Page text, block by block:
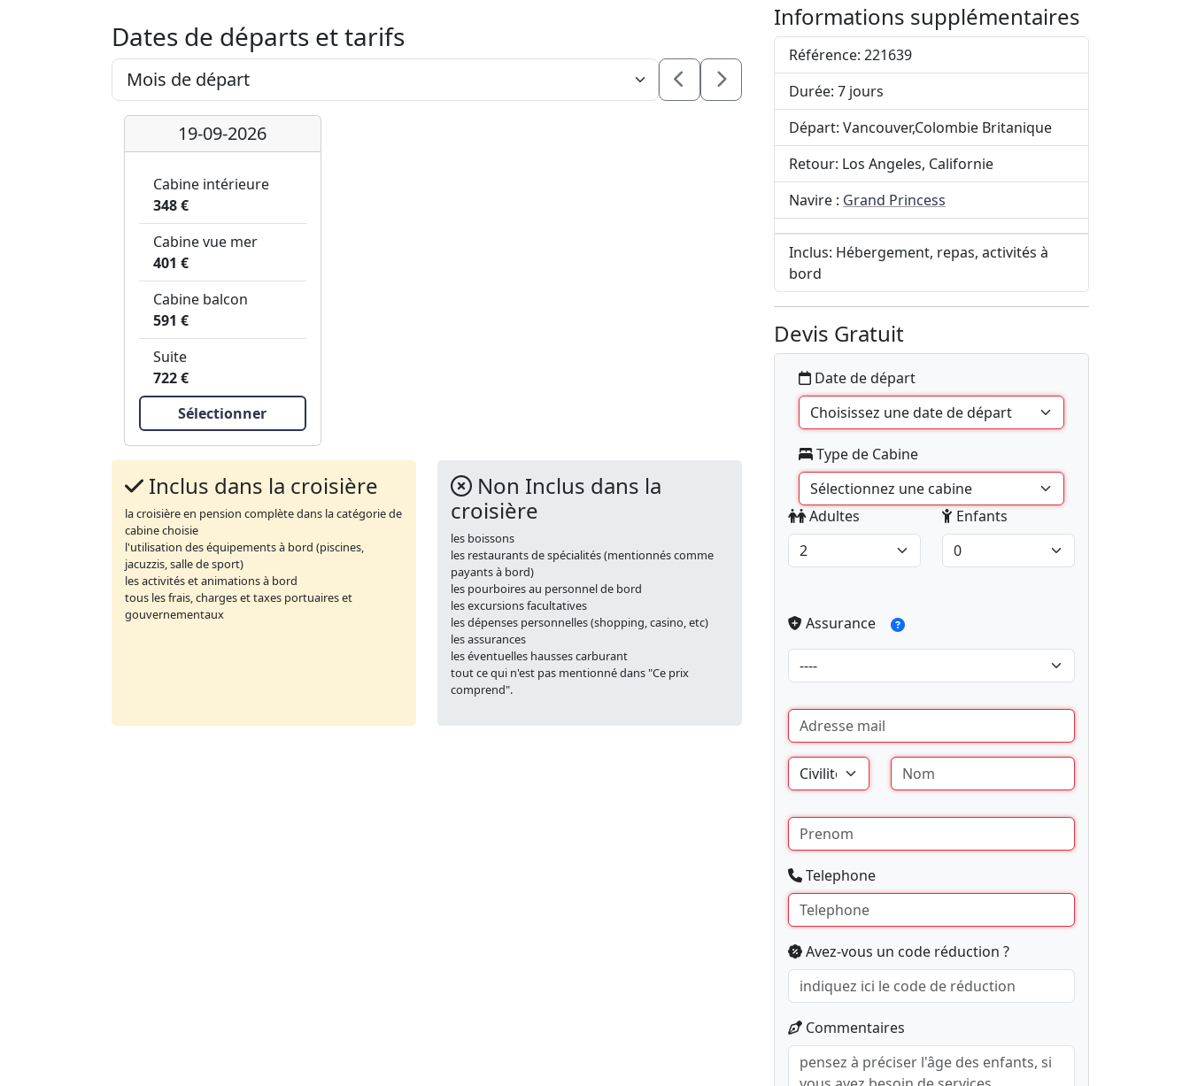
Dates de départs et tarifs
19-09-2026
Cabine intérieure
348 €
Cabine vue mer
401 €
Cabine balcon
591 €
Suite
722 €
Sélectionner
Inclus dans la croisière
la croisière en pension complète dans la catégorie de
cabine choisie
l'utilisation des équipements à bord (piscines,
jacuzzis, salle de sport)
les activités et animations à bord
tous les frais, charges et taxes portuaires et
gouvernementaux
Non Inclus dans la
croisière
les boissons
les restaurants de spécialités (mentionnés comme
payants à bord)
les pourboires au personnel de bord
les excursions facultatives
les dépenses personnelles (shopping, casino, etc)
les assurances
les éventuelles hausses carburant
tout ce qui n'est pas mentionné dans "Ce prix
comprend".
Informations supplémentaires
Référence: 221639
Durée: 7 jours
Départ: Vancouver,Colombie Britanique
Retour: Los Angeles, Californie
Navire : Grand Princess
Inclus: Hébergement, repas, activités à
bord
Devis Gratuit
Date de départ
Type de Cabine
Adultes Enfants
Assurance
Telephone
Avez-vous un code réduction ?
Commentaires